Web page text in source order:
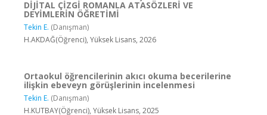
DİJİTAL ÇİZGİ ROMANLA ATASÖZLERİ VE
DEYİMLERİN ÖĞRETİMİ
Tekin E. (Danışman)
H.AKDAĞ(Öğrenci), Yüksek Lisans, 2026
Ortaokul öğrencilerinin akıcı okuma becerilerine
ilişkin ebeveyn görüşlerinin incelenmesi
Tekin E. (Danışman)
H.KUTBAY(Öğrenci), Yüksek Lisans, 2025